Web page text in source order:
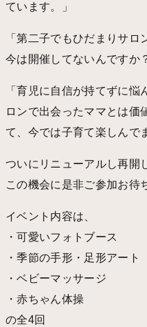
ています。」
「第二子でもひだまりサロ
今は開催してないんですか
「育児に自信が持てずに
ロンで出会ったママとは価
て、今では子育て楽しんで
ついにリニューアルし再開
この機会に是非ご参加お待
イベント内容は、
・可愛いフォトブース
・季節の手形・足形アート
・ベビーマッサージ
・赤ちゃん体操
の全4回